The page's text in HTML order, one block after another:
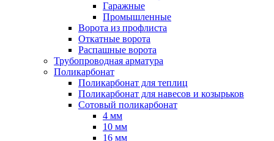
Гаражные
Промышленные
Ворота из профлиста
Откатные ворота
Распашные ворота
Трубопроводная арматура
Поликарбонат
Поликарбонат для теплиц
Поликарбонат для навесов и козырьков
Сотовый поликарбонат
4 мм
10 мм
16 мм